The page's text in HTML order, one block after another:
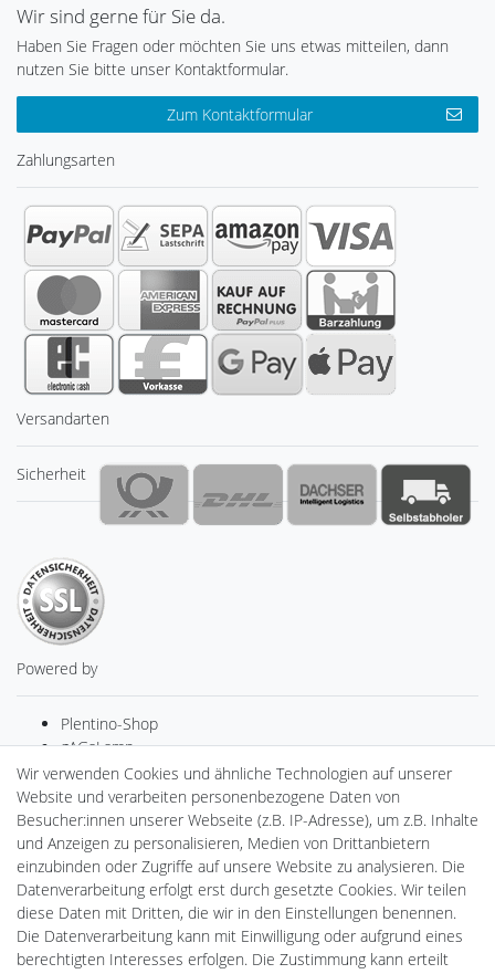
Wir sind gerne für Sie da.
Haben Sie Fragen oder möchten Sie uns etwas mitteilen, dann
nutzen Sie bitte unser Kontaktformular.
Zum Kontaktformular
Zahlungsarten
Versandarten
Sicherheit
Powered by
Plentino-Shop
gAGaLamp
Drohnenstore24
Cardanlight-Shop
Batteriespeicher
PlentiSolar
Gebrauchtlicht
Ledkauf
DEYESOLAR
Lightech Connect
CardanLight Europe
Wir verwenden Cookies und ähnliche Technologien auf unserer
Website und verarbeiten personenbezogene Daten von
Besucher:innen unserer Webseite (z.B. IP-Adresse), um z.B. Inhalte
und Anzeigen zu personalisieren, Medien von Drittanbietern
einzubinden oder Zugriffe auf unsere Website zu analysieren. Die
Datenverarbeitung erfolgt erst durch gesetzte Cookies. Wir teilen
diese Daten mit Dritten, die wir in den Einstellungen benennen.
Die Datenverarbeitung kann mit Einwilligung oder aufgrund eines
berechtigten Interesses erfolgen. Die Zustimmung kann erteilt